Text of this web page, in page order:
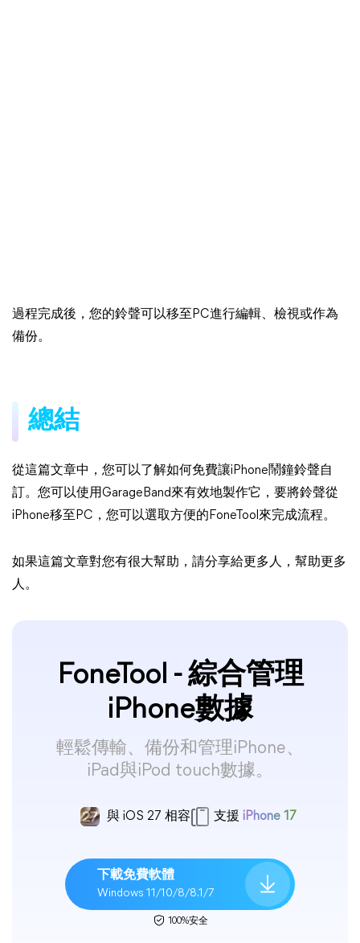
過程完成後，您的鈴聲可以移至PC進行編輯、檢視或作為
備份。
總結
從這篇文章中，您可以了解如何免費讓iPhone鬧鐘鈴聲自
訂。您可以使用GarageBand來有效地製作它，要將鈴聲從
iPhone移至PC，您可以選取方便的FoneTool來完成流程。
如果這篇文章對您有很大幫助，請分享給更多人，幫助更多
人。
FoneTool - 綜合管理
iPhone數據
輕鬆傳輸、備份和管理iPhone、
iPad與iPod touch數據。
與 iOS 27 相容 支援 iPhone 17
下載免費軟體
Windows 11/10/8/8.1/7
100%安全